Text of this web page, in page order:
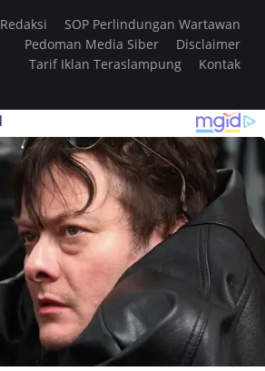
Redaksi
SOP Perlindungan Wartawan
Pedoman Media Siber
Disclaimer
Tarif Iklan Teraslampung
Kontak